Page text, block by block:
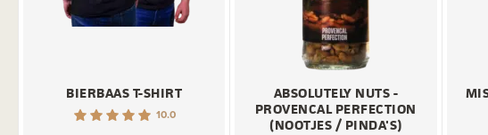
BIERBAAS T-SHIRT
10.0
ABSOLUTELY NUTS -
PROVENCAL PERFECTION
(NOOTJES / PINDA'S)